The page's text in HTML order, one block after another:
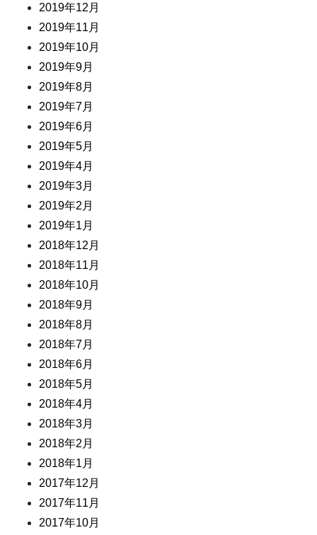
2019年12月
2019年11月
2019年10月
2019年9月
2019年8月
2019年7月
2019年6月
2019年5月
2019年4月
2019年3月
2019年2月
2019年1月
2018年12月
2018年11月
2018年10月
2018年9月
2018年8月
2018年7月
2018年6月
2018年5月
2018年4月
2018年3月
2018年2月
2018年1月
2017年12月
2017年11月
2017年10月